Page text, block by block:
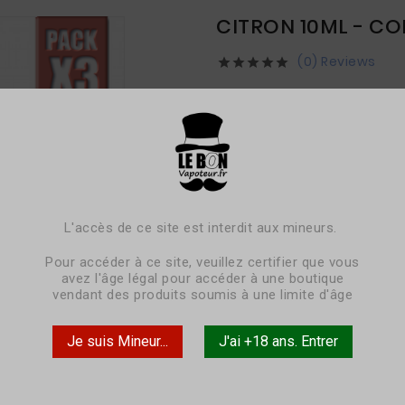
L'accès de ce site est interdit aux mineurs.
Pour accéder à ce site, veuillez certifier que vous
avez l'âge légal pour accéder à une boutique
vendant des produits soumis à une limite d'âge
Je suis Mineur... J'ai +18 ans. Entrer
CITRON 10ML -
     (0) Reviews
6,90 €
TTC
livraison sous 3-5 jours
Pack de 3 fioles
- Citron
Contenance 10ml